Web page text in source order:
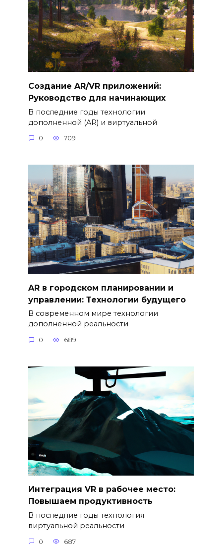
Создание AR/VR приложений:
Руководство для начинающих
В последние годы технологии
дополненной (AR) и виртуальной
0 709
AR в городском планировании и
управлении: Технологии будущего
В современном мире технологии
дополненной реальности
0 689
Интеграция VR в рабочее место:
Повышаем продуктивность
В последние годы технология
виртуальной реальности
0 687